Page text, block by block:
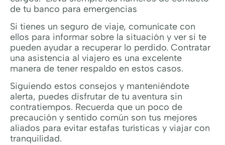
de tu banco para emergencias
Si tienes un seguro de viaje, comunícate con
ellos para informar sobre la situación y ver si te
pueden ayudar a recuperar lo perdido. Contratar
una asistencia al viajero es una excelente
manera de tener respaldo en estos casos.
Siguiendo estos consejos y manteniéndote
alerta, puedes disfrutar de tu aventura sin
contratiempos. Recuerda que un poco de
precaución y sentido común son tus mejores
aliados para evitar estafas turísticas y viajar con
tranquilidad.